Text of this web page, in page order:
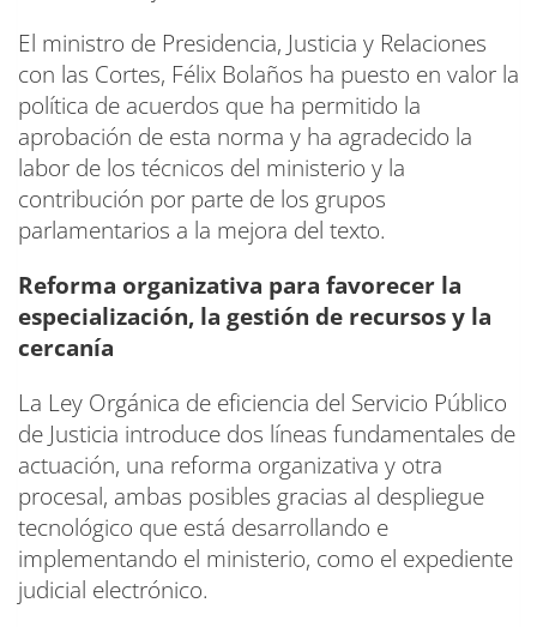
El ministro de Presidencia, Justicia y Relaciones
con las Cortes, Félix Bolaños ha puesto en valor la
política de acuerdos que ha permitido la
aprobación de esta norma y ha agradecido la
labor de los técnicos del ministerio y la
contribución por parte de los grupos
parlamentarios a la mejora del texto.
Reforma organizativa para favorecer la
especialización, la gestión de recursos y la
cercanía
La Ley Orgánica de eficiencia del Servicio Público
de Justicia introduce dos líneas fundamentales de
actuación, una reforma organizativa y otra
procesal, ambas posibles gracias al despliegue
tecnológico que está desarrollando e
implementando el ministerio, como el expediente
judicial electrónico.